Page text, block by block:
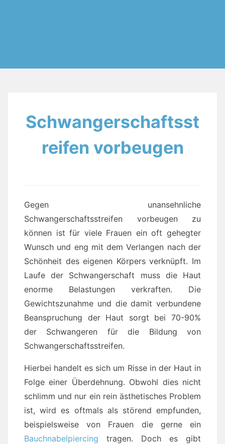
Schwangerschaftsst
reifen vorbeugen
Gegen unansehnliche
Schwangerschaftsstreifen vorbeugen zu
können ist für viele Frauen ein oft gehegter
Wunsch und eng mit dem Verlangen nach der
Schönheit des eigenen Körpers verknüpft. Im
Laufe der Schwangerschaft muss die Haut
enorme Belastungen verkraften. Die
Gewichtszunahme und die damit verbundene
Beanspruchung der Haut sorgt bei 70-90%
der Schwangeren für die Bildung von
Schwangerschaftsstreifen.
Hierbei handelt es sich um Risse in der Haut in
Folge einer Überdehnung. Obwohl dies nicht
schlimm und nur ein rein ästhetisches Problem
ist, wird es oftmals als störend empfunden,
beispielsweise von Frauen die gerne ein
Bauchnabelpiercing tragen. Doch es gibt